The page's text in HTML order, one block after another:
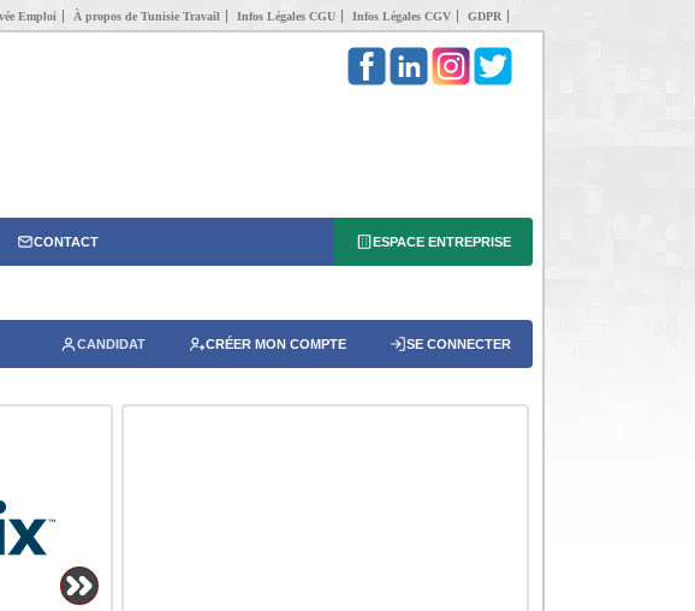
Emploi À propos de Tunisie Travail Infos Légales CGU Infos Légales CGV GDPR
CONTACT ESPACE ENTREPRISE
CANDIDAT CRÉER MON COMPTE SE CONNECTER